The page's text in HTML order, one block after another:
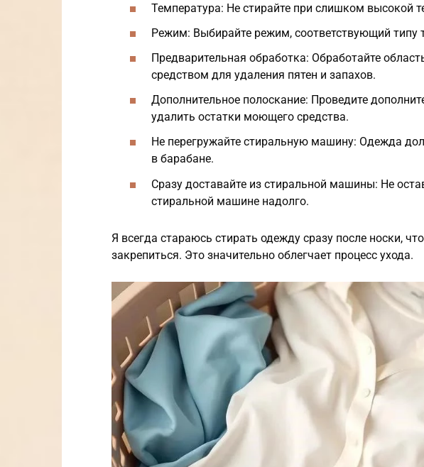
Температура: Не стирайте при слишком высокой
Режим: Выбирайте режим, соответствующий типу
Предварительная обработка: Обработайте
средством для удаления пятен и запахов.
Дополнительное полоскание: Проведите
удалить остатки моющего средства.
Не перегружайте стиральную машину: Одежда
в барабане.
Сразу доставайте из стиральной машины: Не
стиральной машине надолго.
Я всегда стараюсь стирать одежду сразу после носки,
закрепиться. Это значительно облегчает процесс ухода.